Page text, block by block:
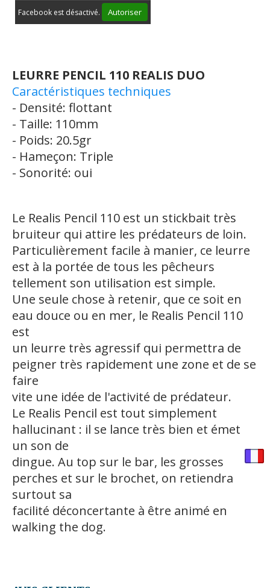
Facebook est désactivé. Autoriser
LEURRE PENCIL 110 REALIS DUO
Caractéristiques techniques
- Densité: flottant
- Taille: 110mm
- Poids: 20.5gr
- Hameçon: Triple
- Sonorité: oui
Le Realis Pencil 110 est un stickbait très
bruiteur qui attire les prédateurs de loin.
Particulièrement facile à manier, ce leurre
est à la portée de tous les pêcheurs
tellement son utilisation est simple.
Une seule chose à retenir, que ce soit en
eau douce ou en mer, le Realis Pencil 110
est
un leurre très agressif qui permettra de
peigner très rapidement une zone et de se
faire
vite une idée de l'activité de prédateur.
Le Realis Pencil est tout simplement
hallucinant : il se lance très bien et émet
un son de
dingue. Au top sur le bar, les grosses
perches et sur le brochet, on retiendra
surtout sa
facilité déconcertante à être animé en
walking the dog.